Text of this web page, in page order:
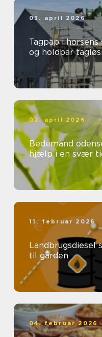
03. april 2026
Tagpap i horsens sådan får du en stærk
og holdbar
02. april 2026
Bedemand odense sådan får du
hjælp i en svær
11. februar 2026
Landbrugsdiesel sådan vælger du rigtigt
til gården
04. februar 2026